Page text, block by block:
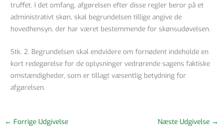
truffet. I det omfang, afgørelsen efter disse regler beror på et
administrativt skøn, skal begrundelsen tillige angive de
hovedhensyn, der har været bestemmende for skønsudøvelsen.
Stk. 2. Begrundelsen skal endvidere om fornødent indeholde en
kort redegørelse for de oplysninger vedrørende sagens faktiske
omstændigheder, som er tillagt væsentlig betydning for
afgørelsen.
← Forrige Udgivelse Næste Udgivelse →